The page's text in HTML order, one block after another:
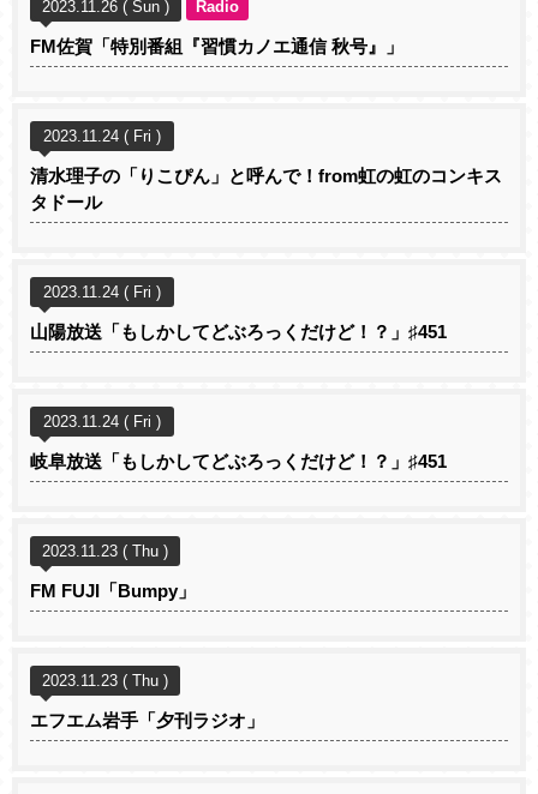
2023.11.26 ( Sun ) Radio
FM佐賀「特別番組『習慣カノエ通信 秋号』」
2023.11.24 ( Fri )
清水理子の「りこぴん」と呼んで！from虹の虹のコンキス
タドール
2023.11.24 ( Fri )
山陽放送「もしかしてどぶろっくだけど！？」♯451
2023.11.24 ( Fri )
岐阜放送「もしかしてどぶろっくだけど！？」♯451
2023.11.23 ( Thu )
FM FUJI「Bumpy」
2023.11.23 ( Thu )
エフエム岩手「夕刊ラジオ」